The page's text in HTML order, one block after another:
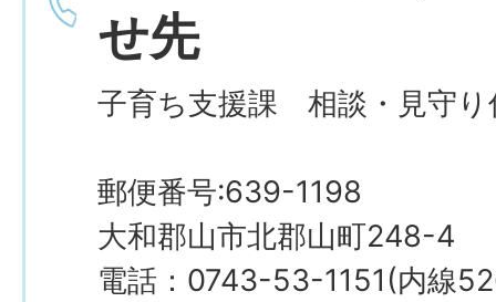
せ先
子育ち支援課 相談・見守り
郵便番号:639-1198
大和郡山市北郡山町248-4
電話：0743-53-1151(内線